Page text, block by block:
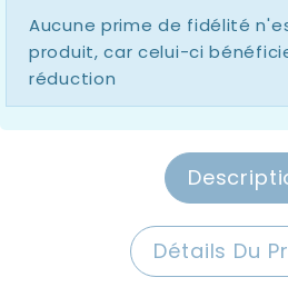
Aucune prime de fidélité
produit, car celui-ci
réduction
Détails Du